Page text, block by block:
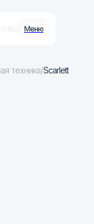
RU Меню
техника/Scarlett